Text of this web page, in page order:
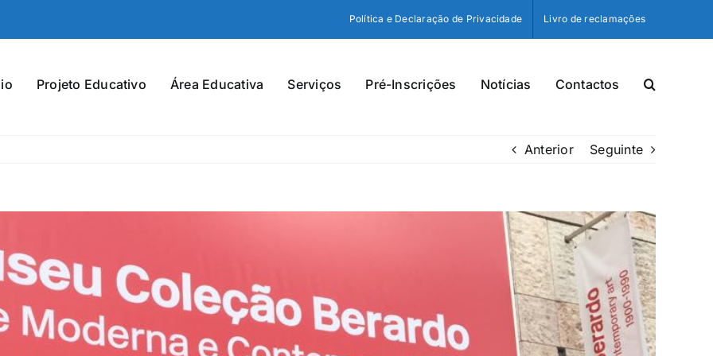
Política e Declaração de Privacidade Livro de reclamações
Projeto Educativo Área Educativa Serviços Pré-Inscrições Notícias Contactos
Anterior Seguinte